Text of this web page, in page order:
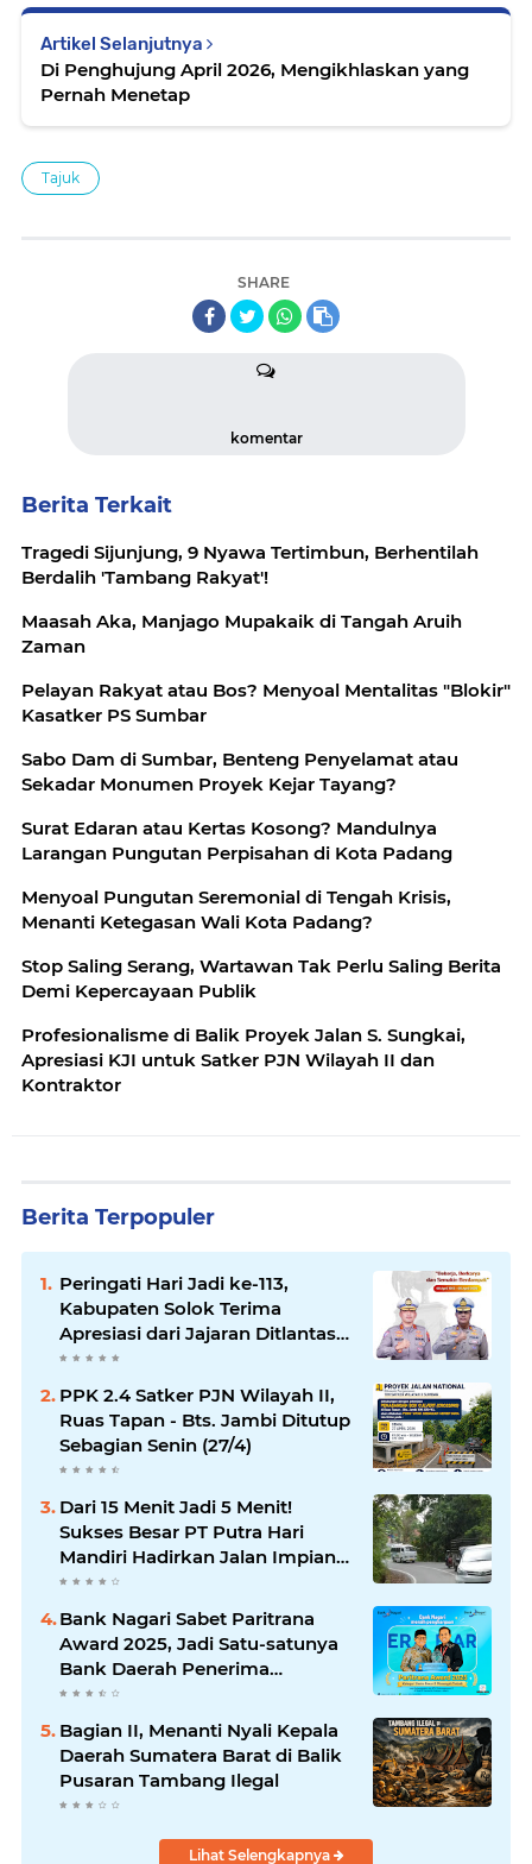
Artikel Selanjutnya
Di Penghujung April 2026, Mengikhlaskan yang
Pernah Menetap
Tajuk
SHARE
komentar
Berita Terkait
Tragedi Sijunjung, 9 Nyawa Tertimbun, Berhentilah
Berdalih 'Tambang Rakyat'!
Maasah Aka, Manjago Mupakaik di Tangah Aruih
Zaman
Pelayan Rakyat atau Bos? Menyoal Mentalitas "Blokir"
Kasatker PS Sumbar
Sabo Dam di Sumbar, Benteng Penyelamat atau
Sekadar Monumen Proyek Kejar Tayang?
Surat Edaran atau Kertas Kosong? Mandulnya
Larangan Pungutan Perpisahan di Kota Padang
Menyoal Pungutan Seremonial di Tengah Krisis,
Menanti Ketegasan Wali Kota Padang?
Stop Saling Serang, Wartawan Tak Perlu Saling Berita
Demi Kepercayaan Publik
Profesionalisme di Balik Proyek Jalan S. Sungkai,
Apresiasi KJI untuk Satker PJN Wilayah II dan
Kontraktor
Berita Terpopuler
Peringati Hari Jadi ke-113,
Kabupaten Solok Terima
Apresiasi dari Jajaran Ditlantas
Polda Sumbar
PPK 2.4 Satker PJN Wilayah II,
Ruas Tapan - Bts. Jambi Ditutup
Sebagian Senin (27/4)
Dari 15 Menit Jadi 5 Menit!
Sukses Besar PT Putra Hari
Mandiri Hadirkan Jalan Impian
di Payakumbuh-Sitangkai
Bank Nagari Sabet Paritrana
Award 2025, Jadi Satu-satunya
Bank Daerah Penerima
Penghargaan
Bagian II, Menanti Nyali Kepala
Daerah Sumatera Barat di Balik
Pusaran Tambang Ilegal
Lihat Selengkapnya